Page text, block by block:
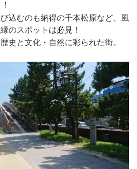
込むのも納得の千本松原など、風
のスポットは必見！
史と文化・自然に彩られた街。